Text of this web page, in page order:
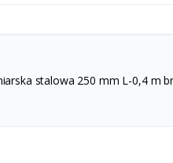
stalowa 250 mm L-0,4 m